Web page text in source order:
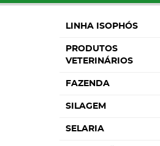
LINHA ISOPHÓS
PRODUTOS
VETERINÁRIOS
FAZENDA
SILAGEM
SELARIA